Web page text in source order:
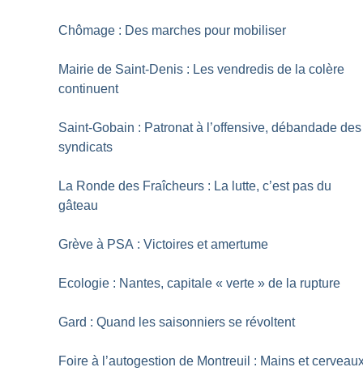
Chômage : Des marches pour mobiliser
Mairie de Saint-Denis : Les vendredis de la colère
continuent
Saint-Gobain : Patronat à l’offensive, débandade des
syndicats
La Ronde des Fraîcheurs : La lutte, c’est pas du
gâteau
Grève à PSA : Victoires et amertume
Ecologie : Nantes, capitale « verte » de la rupture
Gard : Quand les saisonniers se révoltent
Foire à l’autogestion de Montreuil : Mains et